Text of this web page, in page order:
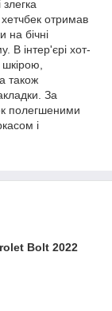
отримав
на бічні
В інтер'єрі хот-
також
За
полегшеними
і
Bolt 2022